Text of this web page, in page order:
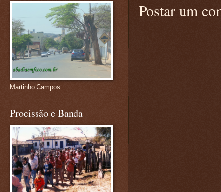
Postar um
Martinho Campos
Procissão e Banda